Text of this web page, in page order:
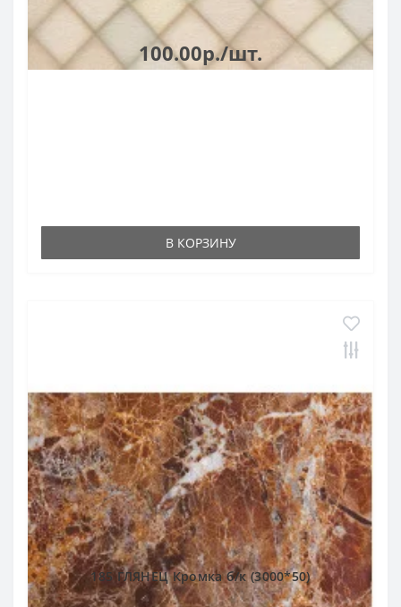
100.00р./шт.
В КОРЗИНУ
185 ГЛЯНЕЦ Кромка б/к (3000*50)